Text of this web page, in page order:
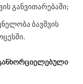
განვითარებაში;
ბავშვის